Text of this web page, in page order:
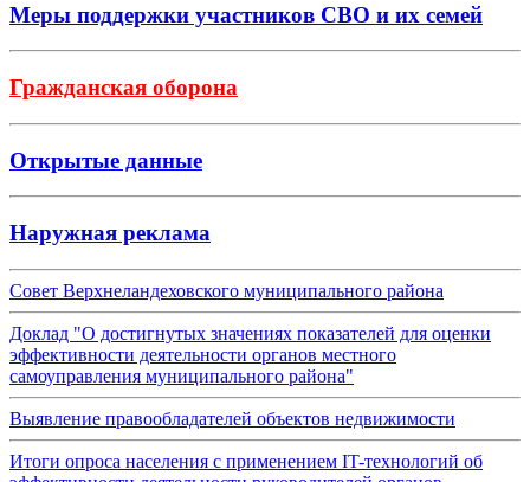
Меры поддержки участников СВО и их семей
Гражданская оборона
Открытые данные
Наружная реклама
Совет Верхнеландеховского муниципального района
Доклад "О достигнутых значениях показателей для оценки
эффективности деятельности органов местного
самоуправления муниципального района"
Выявление правообладателей объектов недвижимости
Итоги опроса населения с применением IT-технологий об